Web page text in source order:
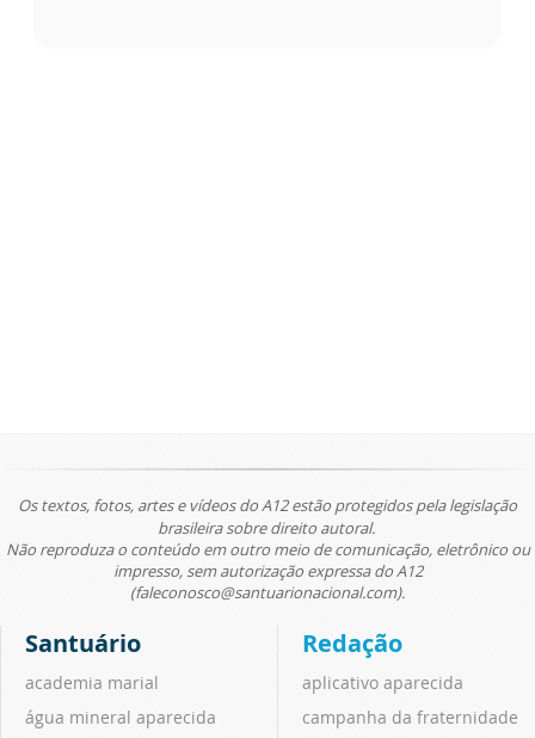
Os textos, fotos, artes e vídeos do A12 estão protegidos pela legislação
brasileira sobre direito autoral.
Não reproduza o conteúdo em outro meio de comunicação, eletrônico ou
impresso, sem autorização expressa do A12
(faleconosco@santuarionacional.com).
Santuário
academia marial
água mineral aparecida
Redação
aplicativo aparecida
campanha da fraternidade